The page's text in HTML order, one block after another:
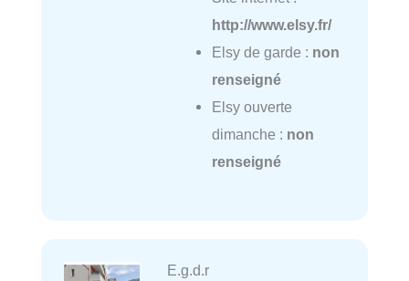
http://www.elsy.fr/
Elsy de garde : non
renseigné
Elsy ouverte
dimanche : non
renseigné
E.g.d.r